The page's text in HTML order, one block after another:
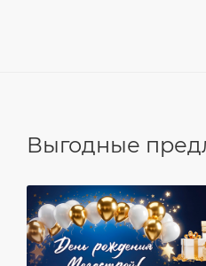
Выгодные